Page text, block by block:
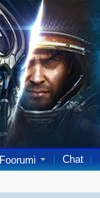
Foorumi Chat